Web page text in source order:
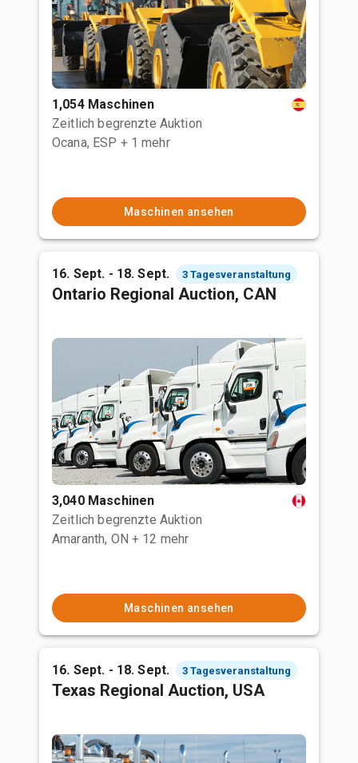
1,054 Maschinen
Zeitlich begrenzte Auktion
Ocana, ESP + 1 mehr
Maschinen ansehen
16. Sept. - 18. Sept. 3 Tagesveranstaltung
Ontario Regional Auction, CAN
3,040 Maschinen
Zeitlich begrenzte Auktion
Amaranth, ON + 12 mehr
Maschinen ansehen
16. Sept. - 18. Sept. 3 Tagesveranstaltung
Texas Regional Auction, USA